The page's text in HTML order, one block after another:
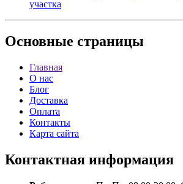
участка
Основные страницы
Главная
О нас
Блог
Доставка
Оплата
Контакты
Карта сайта
Контактная информация